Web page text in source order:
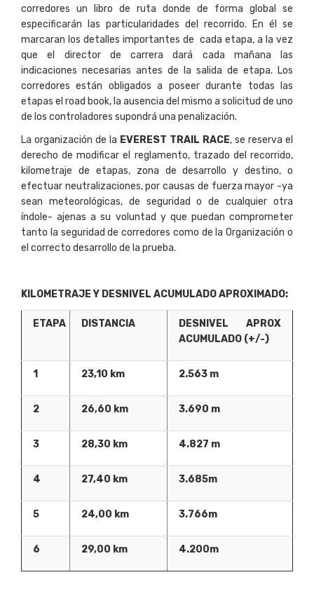
corredores un libro de ruta donde de forma global se
especificarán las particularidades del recorrido. En él se
marcaran los detalles importantes de cada etapa, a la vez
que el director de carrera dará cada mañana las
indicaciones necesarias antes de la salida de etapa. Los
corredores están obligados a poseer durante todas las
etapas el road book, la ausencia del mismo a solicitud de uno
de los controladores supondrá una penalización.
La organización de la EVEREST TRAIL RACE, se reserva el
derecho de modificar el reglamento, trazado del recorrido,
kilometraje de etapas, zona de desarrollo y destino, o
efectuar neutralizaciones, por causas de fuerza mayor -ya
sean meteorológicas, de seguridad o de cualquier otra
índole- ajenas a su voluntad y que puedan comprometer
tanto la seguridad de corredores como de la Organización o
el correcto desarrollo de la prueba.
K LOMETRAJE Y DESNIVEL ACUMULADO APROXIMADO:
ETAPA D STAN C A DESN VE L APROX
ACUMULADO (+/-)
1 23,10 km 2.563 m
2 26,60 km 3.690 m
3 28,30 km 4.827 m
4 27,40 km 3.685m
5 24,00 km 3.766m
6 29,00 km 4.200m